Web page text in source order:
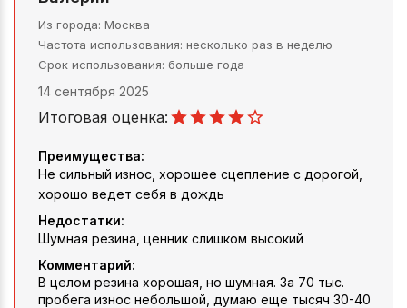
Из города Москва
Частота использования несколько раз в неделю
Срок использования больше года
14 сентября 2025
Итоговая оценка:
Преимущества:
Не сильный износ, хорошее сцепление с дорогой,
хорошо ведет себя в дождь
Недостатки:
Шумная резина, ценник слишком высокий
Комментарий:
В целом резина хорошая, но шумная. За 70 тыс.
пробега износ небольшой, думаю еще тысяч 30-40